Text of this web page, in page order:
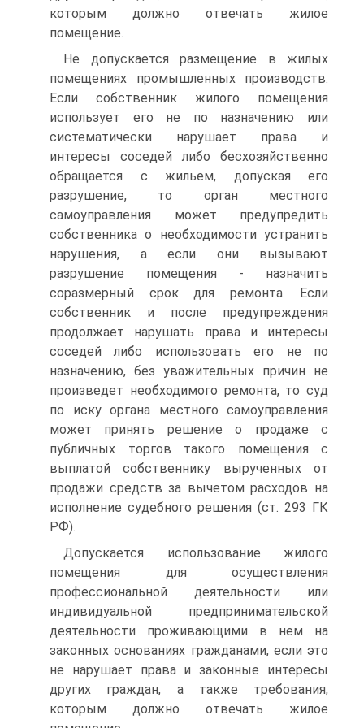
которым должно отвечать жилое
помещение.
Не допускается размещение в жилых
помещениях промышленных производств.
Если собственник жилого помещения
использует его не по назначению или
систематически нарушает права и
интересы соседей либо бесхозяйственно
обращается с жильем, допуская его
разрушение, то орган местного
самоуправления может предупредить
собственника о необходимости устранить
нарушения, а если они вызывают
разрушение помещения - назначить
соразмерный срок для ремонта. Если
собственник и после предупреждения
продолжает нарушать права и интересы
соседей либо использовать его не по
назначению, без уважительных причин не
произведет необходимого ремонта, то суд
по иску органа местного самоуправления
может принять решение о продаже с
публичных торгов такого помещения с
выплатой собственнику вырученных от
продажи средств за вычетом расходов на
исполнение судебного решения (ст. 293 ГК
РФ).
Допускается использование жилого
помещения для осуществления
профессиональной деятельности или
индивидуальной предпринимательской
деятельности проживающими в нем на
законных основаниях гражданами, если это
не нарушает права и законные интересы
других граждан, а также требования,
которым должно отвечать жилое